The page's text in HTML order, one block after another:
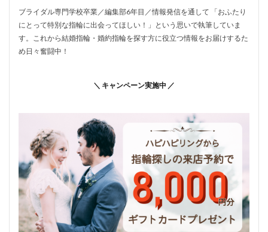
ブライダル専門学校卒業／編集部6年目／情報発信を通して 「おふたり
にとって特別な指輪に出会ってほしい！」という思いで執筆していま
す。これから結婚指輪・婚約指輪を探す方に役立つ情報をお届けするた
め日々奮闘中！
＼ キャンペーン実施中 ／